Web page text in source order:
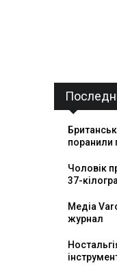
поранили
Чоловік
37-
Медіа
журнал